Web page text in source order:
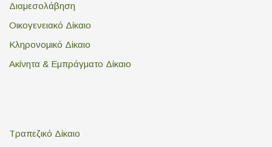
Διαμεσολάβηση
Οικογενειακό Δίκαιο
Κληρονομικό Δίκαιο
Ακίνητα & Εμπράγματο Δίκαιο
Τραπεζικό Δίκαιο